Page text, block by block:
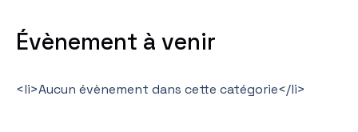
Évènement à venir
<li>Aucun évènement dans cette catégorie</li>